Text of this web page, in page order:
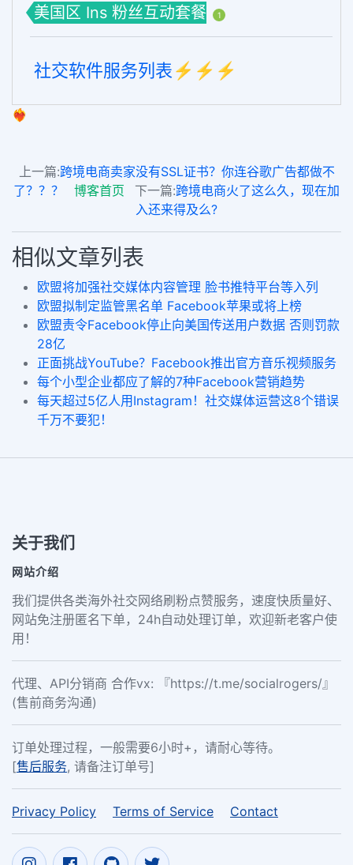
美国区 Ins 粉丝互动套餐 1
社交软件服务列表⚡️⚡️⚡️
❤️‍🔥
上一篇:跨境电商卖家没有SSL证书？你连谷歌广告都做不
了？？？
博客首页 下一篇:跨境电商火了这么久，现在加
入还来得及么?
相似文章列表
欧盟将加强社交媒体内容管理 脸书推特平台等入列
欧盟拟制定监管黑名单 Facebook苹果或将上榜
欧盟责令Facebook停止向美国传送用户数据 否则罚款
28亿
正面挑战YouTube？Facebook推出官方音乐视频服务
每个小型企业都应了解的7种Facebook营销趋势
每天超过5亿人用Instagram！社交媒体运营这8个错误
千万不要犯！
关于我们
网站介绍
我们提供各类海外社交网络刷粉点赞服务，速度快质量好、
网站免注册匿名下单，24h自动处理订单，欢迎新老客户使
用！
代理、API分销商 合作vx: 『https://t.me/socialrogers/』
(售前商务沟通)
订单处理过程，一般需要6小时+，请耐心等待。
[售后服务, 请备注订单号]
Privacy Policy Terms of Service Contact